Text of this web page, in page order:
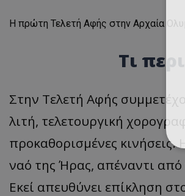
Η πρώτη Τελετή Αφής στην Αρχαία
Τι
Στην Τελετή Αφής
λιτή, τελετουργική
προκαθορισμένες
ναό της Ήρας, απέναντι
Εκεί απευθύνει επίκληση